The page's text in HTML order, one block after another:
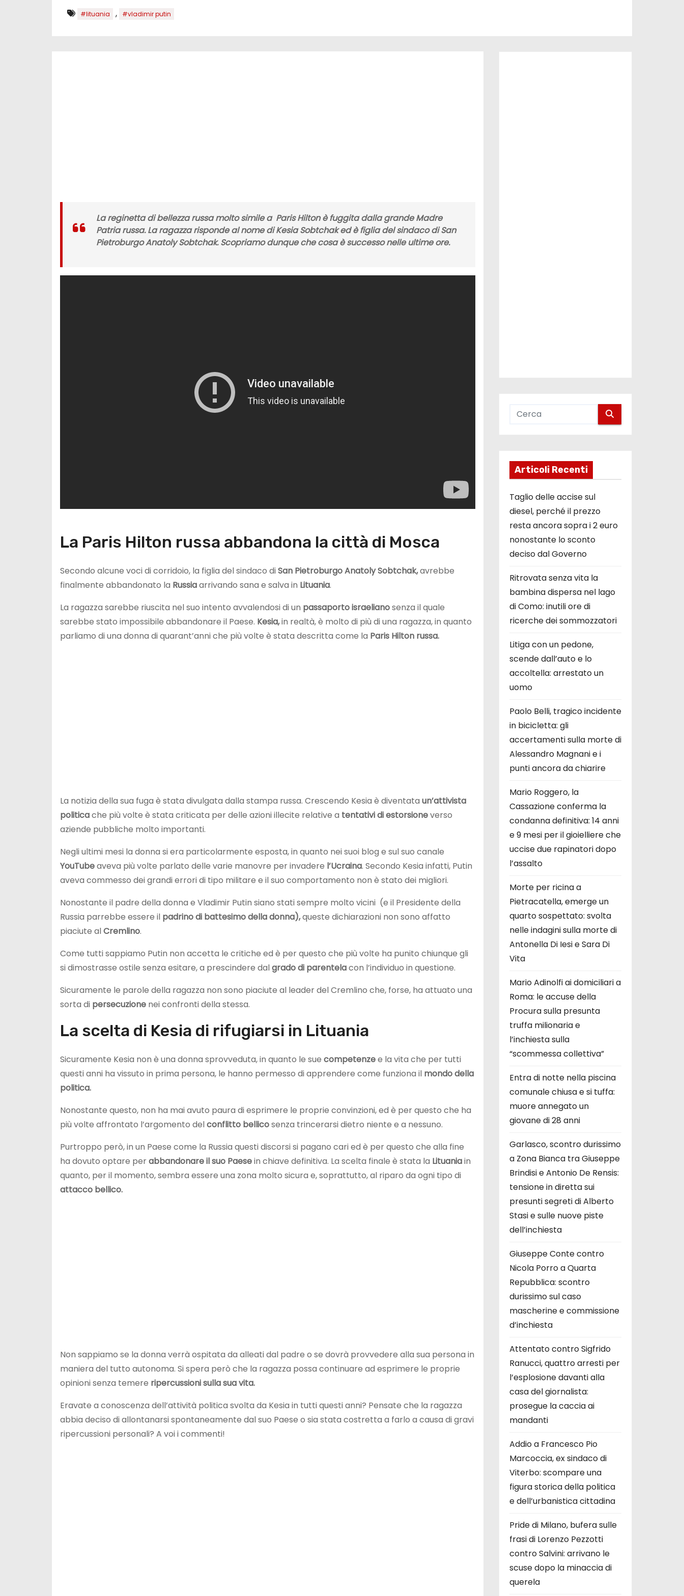
#lituania , #vladimir putin
Lareginetta di bellezzarussa molto simile a Paris Hiltonè fuggita dalla grandeMadre
Patria russa.La ragazza risponde al nome diKesia Sobtchaked è figlia delsindaco di San
Pietroburgo Anatoly Sobtchak. Scopriamo dunque che cosa è successo nelle ultime ore.
La Paris Hilton russa abbandona la città di Mosca
Secondo alcune voci di corridoio, la figlia del sindaco diSan Pietroburgo Anatoly Sobtchak,avrebbe
finalmente abbandonato la Russiaarrivando sana e salva in Lituania.
La ragazza sarebbe riuscita nel suo intento avvalendosi di un passaporto israelianosenza il quale
sarebbe stato impossibile abbandonare il Paese. Kesia,in realtà, è molto di più di una ragazza, in quanto
parliamo di una donna di quarant’anni che più volte è stata descritta come la Paris Hilton russa.
La notizia della sua fuga è stata divulgata dalla stampa russa. Crescendo Kesia è diventata un’attivista
politicache più volte è stata criticata per delle azioni illecite relative a tentativi di estorsioneverso
aziende pubbliche molto importanti.
Negli ultimi mesi la donna si era particolarmente esposta, in quanto nei suoi blog e sul suo canale
YouTubeaveva più volte parlato delle varie manovre per invadere l’Ucraina. Secondo Kesia infatti, Putin
aveva commesso dei grandi errori di tipo militare e il suo comportamento non è stato dei migliori.
Nonostante il padre della donna e Vladimir Putin siano stati sempre molto vicini (e il Presidente della
Russia parrebbe essere il padrino di battesimo delladonna),queste dichiarazioni non sono affatto
piaciute alCremlino.
Come tutti sappiamo Putin non accetta le critiche ed è per questo che più volte ha punito chiunque gli
si dimostrasse ostile senza esitare, a prescindere dalgrado di parentelacon l’individuo in questione.
Sicuramente le parole della ragazza non sono piaciute al leader del Cremlino che, forse, ha attuato una
sorta di persecuzione nei confronti della stessa.
La scelta di Kesia di rifugiarsi in Lituania
Sicuramente Kesia non è una donna sprovveduta, in quanto le sue competenzee la vita che per tutti
questi anni ha vissuto in prima persona, le hanno permesso di apprendere come funziona il mondo della
politica.
Nonostante questo, non ha mai avuto paura di esprimere le proprie convinzioni, ed è per questo che ha
più volte affrontato l’argomento delconflitto bellicosenza trincerarsi dietro niente e a nessuno.
Purtroppo però, in un Paese come la Russia questi discorsi si pagano cari ed è per questo che alla fine
ha dovuto optare perabbandonare il suo Paesein chiave definitiva. La scelta finale è stata la Lituaniain
quanto, per il momento, sembra essere una zona molto sicura e, soprattutto, al riparo da ogni tipo di
attacco bellico.
Non sappiamo se la donna verrà ospitata da alleati dal padre o se dovrà provvedere alla sua persona in
maniera del tutto autonoma. Si spera però che la ragazza possa continuare ad esprimere le proprie
opinioni senza temere ripercussioni sulla sua vita.
Eravate a conoscenza dell’attività politica svolta da Kesia in tutti questi anni? Pensate che la ragazza
abbia deciso di allontanarsi spontaneamente dal suo Paese o sia stata costretta a farlo a causa di gravi
ripercussioni personali? A voi i commenti!
Articoli Recenti
Taglio delle accise sul
diesel, perché il prezzo
resta ancora sopra i 2 euro
nonostante lo sconto
deciso dal Governo
Ritrovata senza vita la
bambina dispersa nel lago
di Como: inutili ore di
ricerche dei sommozzatori
Litiga con un pedone,
scende dall’auto e lo
accoltella: arrestato un
uomo
Paolo Belli, tragico incidente
in bicicletta: gli
accertamenti sulla morte di
Alessandro Magnani e i
punti ancora da chiarire
Mario Roggero, la
Cassazione conferma la
condanna definitiva: 14 anni
e 9 mesi per il gioielliere che
uccise due rapinatori dopo
l’assalto
Morte per ricina a
Pietracatella, emerge un
quarto sospettato: svolta
nelle indagini sulla morte di
Antonella Di Iesi e Sara Di
Vita
Mario Adinolfi ai domiciliari a
Roma: le accuse della
Procura sulla presunta
truffa milionaria e
l’inchiesta sulla
“scommessa collettiva”
Entra di notte nella piscina
comunale chiusa e si tuffa:
muore annegato un
giovane di 28 anni
Garlasco, scontro durissimo
a Zona Bianca tra Giuseppe
Brindisi e Antonio De Rensis:
tensione in diretta sui
presunti segreti di Alberto
Stasi e sulle nuove piste
dell’inchiesta
Giuseppe Conte contro
Nicola Porro a Quarta
Repubblica: scontro
durissimo sul caso
mascherine e commissione
d’inchiesta
Attentato contro Sigfrido
Ranucci, quattro arresti per
l’esplosione davanti alla
casa del giornalista:
prosegue la caccia ai
mandanti
Addio a Francesco Pio
Marcoccia, ex sindaco di
Viterbo: scompare una
figura storica della politica
e dell’urbanistica cittadina
Pride di Milano, bufera sulle
frasi di Lorenzo Pezzotti
contro Salvini: arrivano le
scuse dopo la minaccia di
querela